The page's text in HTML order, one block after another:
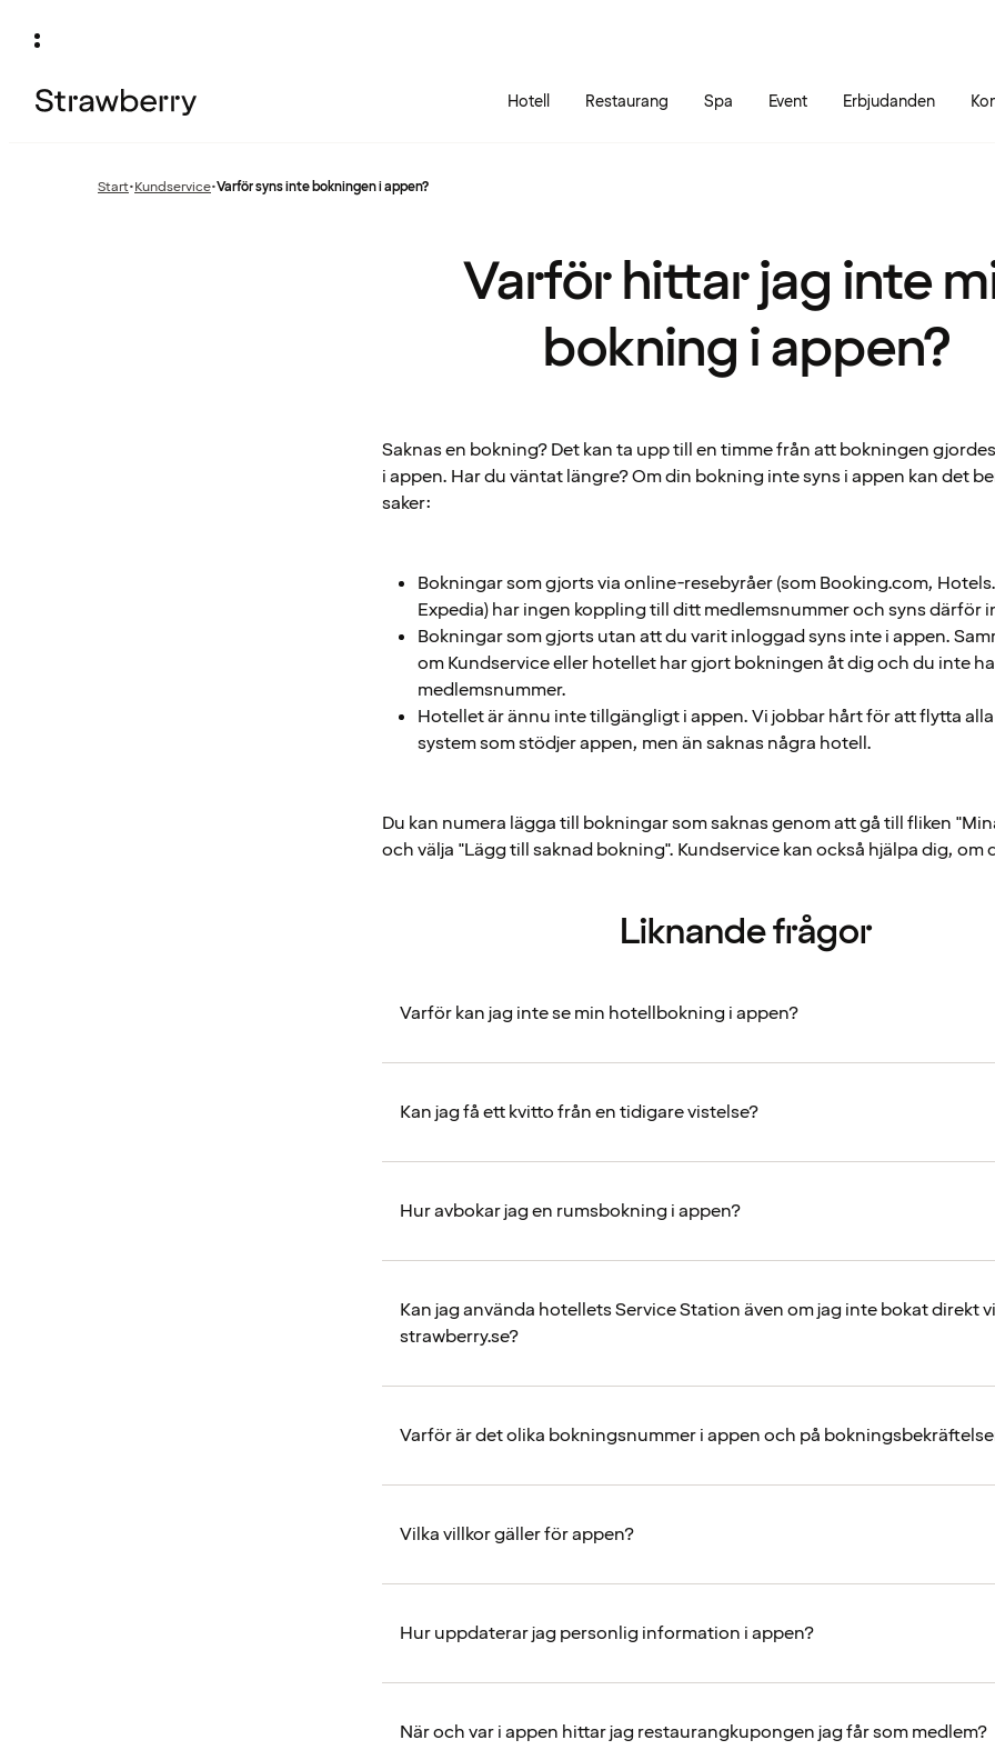
Hotell Restaurang Spa Event Erbjudanden
Start•Föregående
Kundservice•Varför syns inte bokningen i appen?
Varför hittar jag inte
bokning i appen?
Saknas en bokning? Det kan ta upp till en timme från att bokningen
i appen. Har du väntat längre? Om din bokning inte syns i appen kan det
saker:
Bokningar som gjorts via online-resebyråer (som Booking.com,
Expedia) har ingen koppling till ditt medlemsnummer och syns därför
Bokningar som gjorts utan att du varit inloggad syns inte i appen.
om Kundservice eller hotellet har gjort bokningen åt dig och du inte
medlemsnummer.
Hotellet är ännu inte tillgängligt i appen. Vi jobbar hårt för att flytta
system som stödjer appen, men än saknas några hotell.
Du kan numera lägga till bokningar som saknas genom att gå till fliken
och välja "Lägg till saknad bokning". Kundservice kan också hjälpa dig, om
Liknande frågor
Varför kan jag inte se min hotellbokning i appen?
Kan jag få ett kvitto från en tidigare vistelse?
Hur avbokar jag en rumsbokning i appen?
Kan jag använda hotellets Service Station även om jag inte bokat direkt
strawberry.se?
Varför är det olika bokningsnummer i appen och på
Vilka villkor gäller för appen?
Hur uppdaterar jag personlig information i appen?
När och var i appen hittar jag restaurangkupongen jag får som medlem?